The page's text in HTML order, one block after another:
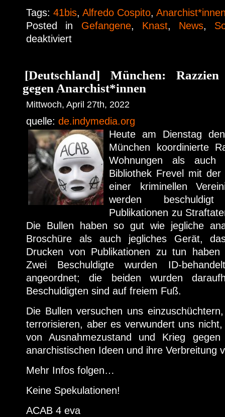
Tags: 41bis, Alfredo Cospito,
Posted in Gefangene, Knast, News,
deaktiviert
[Deutschland] München:
gegen Anarchist*innen
Mittwoch, April 27th, 2022
quelle: de.indymedia.org
Heute am Dienstag
München koordinierte
Wohnungen als auch
Bibliothek Frevel mit
einer kriminellen
werden
Publikationen zu
Die Bullen haben so gut wie jegliche
Broschüre als auch jegliches Gerät,
Drucken von Publikationen zu tun haben
Zwei Beschuldigte wurden ID-
angeordnet; die beiden wurden
Beschuldigten sind auf freiem Fuß.
Die Bullen versuchen uns
terrorisieren, aber es verwundert uns
von Ausnahmezustand und Krieg
anarchistischen Ideen und ihre Verbreitung
Mehr Infos folgen…
Keine Spekulationen!
ACAB 4 eva